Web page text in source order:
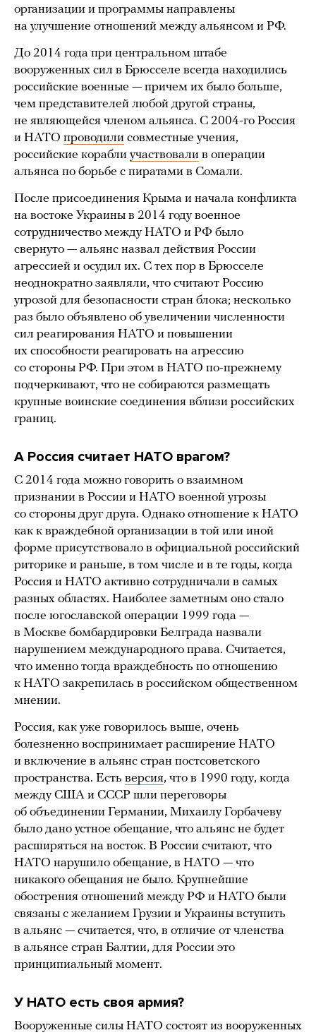
организации и программы направлены
на улучшение отношений между альянсом и РФ.
До 2014 года при центральном штабе
вооруженных сил в Брюсселе всегда находились
российские военные — причем их было больше,
чем представителей любой другой страны,
не являющейся членом альянса. С 2004-го Россия
и НАТО проводили совместные учения,
российские корабли участвовали в операции
альянса по борьбе с пиратами в Сомали.
После присоединения Крыма и начала конфликта
на востоке Украины в 2014 году военное
сотрудничество между НАТО и РФ было
свернуто — альянс назвал действия России
агрессией и осудил их. С тех пор в Брюсселе
неоднократно заявляли, что считают Россию
угрозой для безопасности стран блока; несколько
раз было объявлено об увеличении численности
сил реагирования НАТО и повышении
их способности реагировать на агрессию
со стороны РФ. При этом в НАТО по-прежнему
подчеркивают, что не собираются размещать
крупные воинские соединения вблизи российских
границ.
А Россия считает НАТО врагом?
С 2014 года можно говорить о взаимном
признании в России и НАТО военной угрозы
со стороны друг друга. Однако отношение к НАТО
как к враждебной организации в той или иной
форме присутствовало в официальной российский
риторике и раньше, в том числе и в те годы, когда
Россия и НАТО активно сотрудничали в самых
разных областях. Наиболее заметным оно стало
после югославской операции 1999 года —
в Москве бомбардировки Белграда назвали
нарушением международного права. Считается,
что именно тогда враждебность по отношению
к НАТО закрепилась в российском общественном
мнении.
Россия, как уже говорилось выше, очень
болезненно воспринимает расширение НАТО
и включение в альянс стран постсоветского
пространства. Есть версия, что в 1990 году, когда
между США и СССР шли переговоры
об объединении Германии, Михаилу Горбачеву
было дано устное обещание, что альянс не будет
расширяться на восток. В России считают, что
НАТО нарушило обещание, в НАТО — что
никакого обещания не было. Крупнейшие
обострения отношений между РФ и НАТО были
связаны с желанием Грузии и Украины вступить
в альянс — считается, что, в отличие от членства
в альянсе стран Балтии, для России это
принципиальный момент.
У НАТО есть своя армия?
Вооруженные силы НАТО состоят из вооруженных